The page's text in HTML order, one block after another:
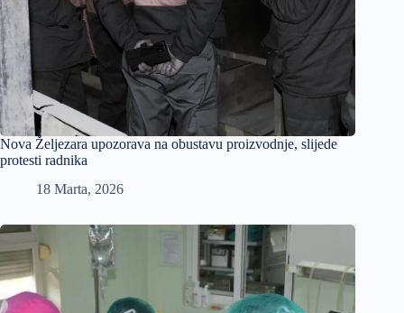
Nova Željezara upozorava na obustavu proizvodnje, slijede
protesti radnika
18 Marta, 2026